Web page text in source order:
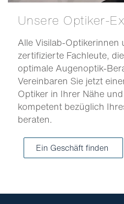
Unsere Optiker-
Alle Visilab-Optikerinnen
zertifizierte Fachleute,
optimale Augenoptik-
Vereinbaren Sie jetzt
Optiker in Ihrer Nähe
kompetent bezüglich
beraten.
Ein Geschäft finden